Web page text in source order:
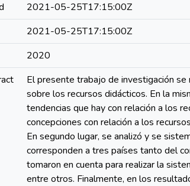
2021-05-25T17:15:00Z
2021-05-25T17:15:00Z
2020
El presente trabajo de investigación
sobre los recursos didácticos. En la
tendencias que hay con relación a los
concepciones con relación a los
En segundo lugar, se analizó y se
corresponden a tres países tanto del
tomaron en cuenta para realizar la
entre otros. Finalmente, en los